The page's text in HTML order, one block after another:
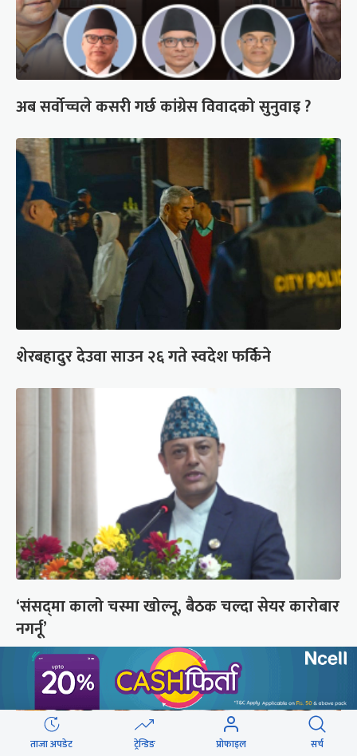
अब सर्वोच्चले कसरी गर्छ कांग्रेस विवादको सुनुवाइ ?
शेरबहादुर देउवा साउन २६ गते स्वदेश फर्किने
‘संसद्‍मा कालो चस्मा खोल्नू, बैठक चल्दा सेयर कारोबार
नगर्नू’
ताजा अपडेट ट्रेन्डिङ प्रोफाइल सर्च